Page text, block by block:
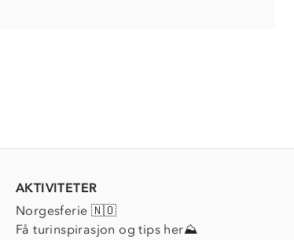
AKTIVITETER
Norgesferie 🇳🇴
Få turinspirasjon og tips her⛰